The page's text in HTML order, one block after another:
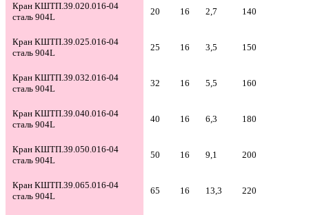
Кран КШТП.39.020.016-04
сталь 904L
20 16 2,7 140
Кран КШТП.39.025.016-04
сталь 904L
25 16 3,5 150
Кран КШТП.39.032.016-04
сталь 904L
32 16 5,5 160
Кран КШТП.39.040.016-04
сталь 904L
40 16 6,3 180
Кран КШТП.39.050.016-04
сталь 904L
50 16 9,1 200
Кран КШТП.39.065.016-04
сталь 904L
65 16 13,3 220